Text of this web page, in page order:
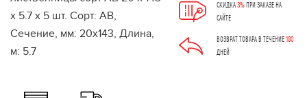
СКИДКА3%ПРИ ЗАКАЗЕ НА
САЙТЕ
ВОЗВРАТ ТОВАРА В ТЕЧЕНИЕ180
ДНЕЙ